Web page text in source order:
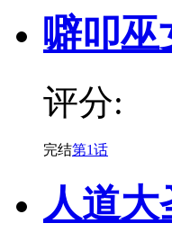
噼叩巫
评分:
完结第1话
人道大